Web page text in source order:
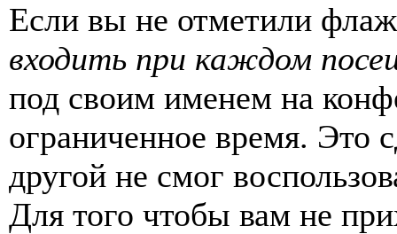
Если вы не отметили
входить при каждом
под своим именем на
ограниченное время. Это
другой не смог
Для того чтобы вам не